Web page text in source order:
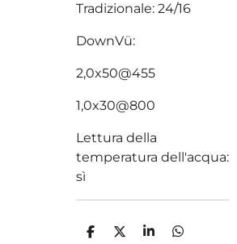
Tradizionale: 24/16
DownVü:
2,0x50@455
1,0x30@800
Lettura della
temperatura dell'acqua:
sì
C
C
C
C